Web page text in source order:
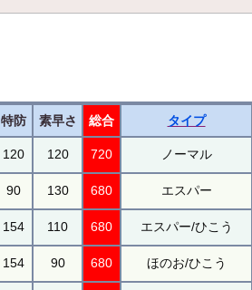
特防 素早さ 総合 タイプ
120 120 720 ノーマル
90 130 680 エスパー
154 110 680 エスパー/ひこう
154 90 680 ほのお/ひこう